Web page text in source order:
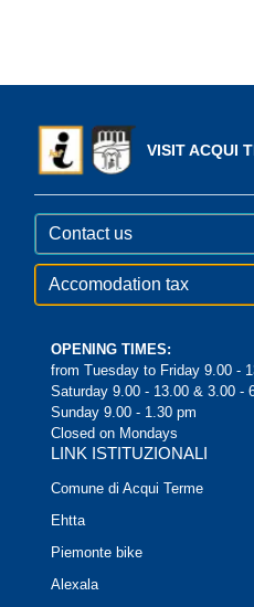
VISIT ACQUI
Contact us
Accomodation tax
OPENING TIMES:
from Tuesday to Friday 9.00 -
Saturday 9.00 - 13.00 & 3.00 -
Sunday 9.00 - 1.30 pm
Closed on Mondays
LINK ISTITUZIONALI
Comune di Acqui Terme
Ehtta
Piemonte bike
Alexala